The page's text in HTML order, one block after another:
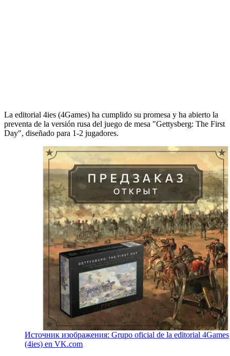
La editorial 4ies (4Games) ha cumplido su promesa y ha abierto la
preventa de la versión rusa del juego de mesa "Gettysberg: The First
Day", diseñado para 1-2 jugadores.
Источник изображения: Grupo oficial de la editorial 4Games
(4ies) en VK.com